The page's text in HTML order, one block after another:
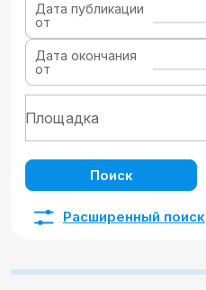
Дата публикации
от
Дата окончания
от
Поиск
Расширенный поиск